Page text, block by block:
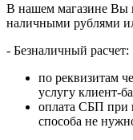
В нашем магазине Вы
наличными рублями
- Безналичный расчет:
по реквизитам
услугу клиент-
оплата СБП при
способа не